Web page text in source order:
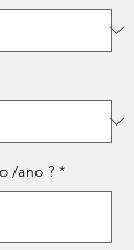
/ano ? *